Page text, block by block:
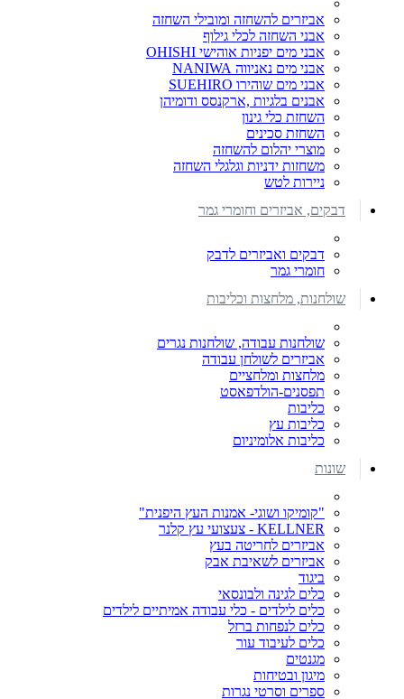
אביזרים להשחזה ומובילי השחזה
אבני השחזה לכלי גילוף
אבני מים יפניות אוהישי OHISHI
אבני מים נאניווה NANIWA
אבני מים שוהירו SUEHIRO
אבנים בלגיות ,ארקנסס ודומיהן
השחזת כלי גינון
השחזת סכינים
מוצרי יהלום להשחזה
משחזות ידניות וגלגלי השחזה
ניירות לטש
דבקים, אביזרים וחומרי גמר
דבקים ואביזרים לדבק
חומרי גמר
שולחנות, מלחצות וכליבות
שולחנות עבודה, שולחנות נגרים
אביזרים לשולחן עבודה
מלחצות ומלחציים
תפסנים-הולדפאסט
כליבות
כליבות עץ
כליבות אלומיניום
שונות
"קומיקו ושוגי- אמנות העץ היפנית"
KELLNER - צעצועי עץ קלנר
אביזרים לחריטה בעץ
אביזרים לשאיבת אבק
ביגוד
כלים לגינה ולבונסאי
כלים לילדים - כלי עבודה אמיתיים לילדים
כלים לנפחות ברזל
כלים לעיבוד עור
מגנטים
מיגון ובטיחות
ספרים וסרטי נגרות